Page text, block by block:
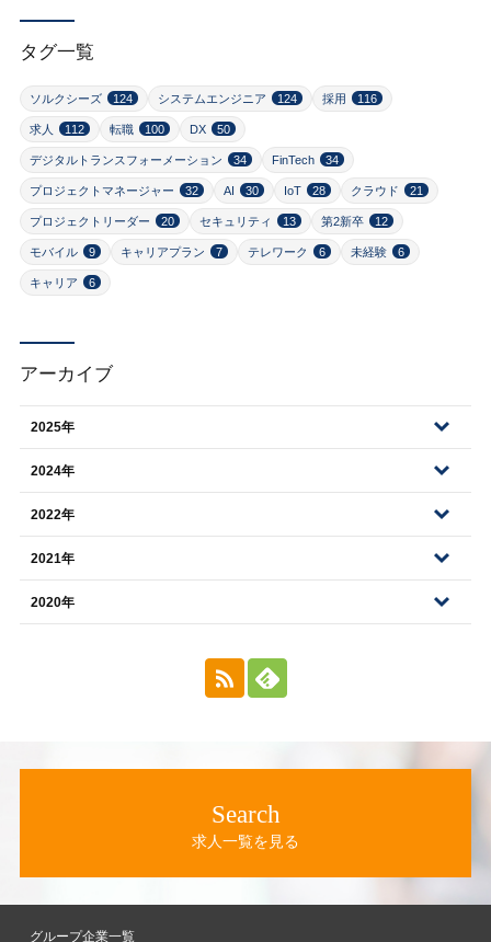
タグ一覧
ソルクシーズ 124 システムエンジニア 124 採用 116
求人 112 転職 100 DX 50
デジタルトランスフォーメーション 34 FinTech 34
プロジェクトマネージャー 32 AI 30 IoT 28 クラウド 21
プロジェクトリーダー 20 セキュリティ 13 第2新卒 12
モバイル 9 キャリアプラン 7 テレワーク 6 未経験 6
キャリア 6
アーカイブ
2025年
2024年
2022年
2021年
2020年
Search
求人一覧を見る
グループ企業一覧